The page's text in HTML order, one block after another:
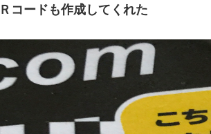
コードも作成してくれた